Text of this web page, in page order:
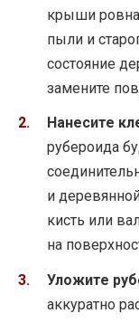
крыши
пыли и
состояние
замените
Нанесите
рубероида
и
кисть или
на
Уложите
аккуратно